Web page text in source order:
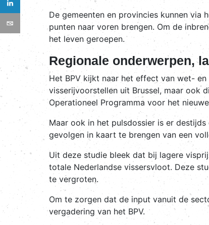
De gemeenten en provincies kunnen via
punten naar voren brengen. Om de
het leven geroepen.
Regionale onderwerpen,
Het BPV kijkt naar het effect van wet-
visserijvoorstellen uit Brussel, maar ook
Operationeel Programma voor het
Maar ook in het pulsdossier is er
gevolgen in kaart te brengen van een
Uit deze studie bleek dat bij lagere
totale Nederlandse vissersvloot. Deze
te vergroten.
Om te zorgen dat de input vanuit de
vergadering van het BPV.